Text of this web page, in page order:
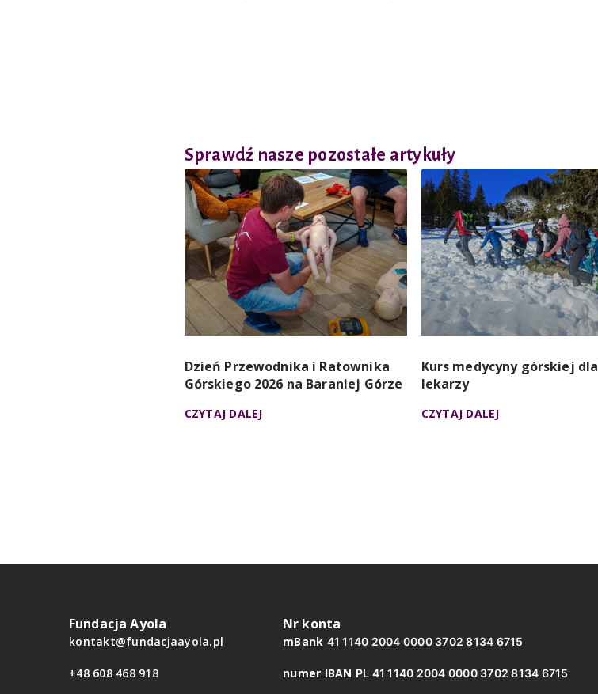
Sprawdź nasze pozostałe artykuły
Dzień Przewodnika i Ratownika
Górskiego 2026 na Baraniej Górze
CZYTAJ DALEJ
Kurs medycyny górskiej dla
lekarzy
CZYTAJ DALEJ
Fundacja Ayola
kontakt@fundacjaayola.pl
+48 608 468 918
Nr konta
mBank 41 1140 2004 0000 3702 8134 6715
numer IBAN PL 41 1140 2004 0000 3702 8134 6715